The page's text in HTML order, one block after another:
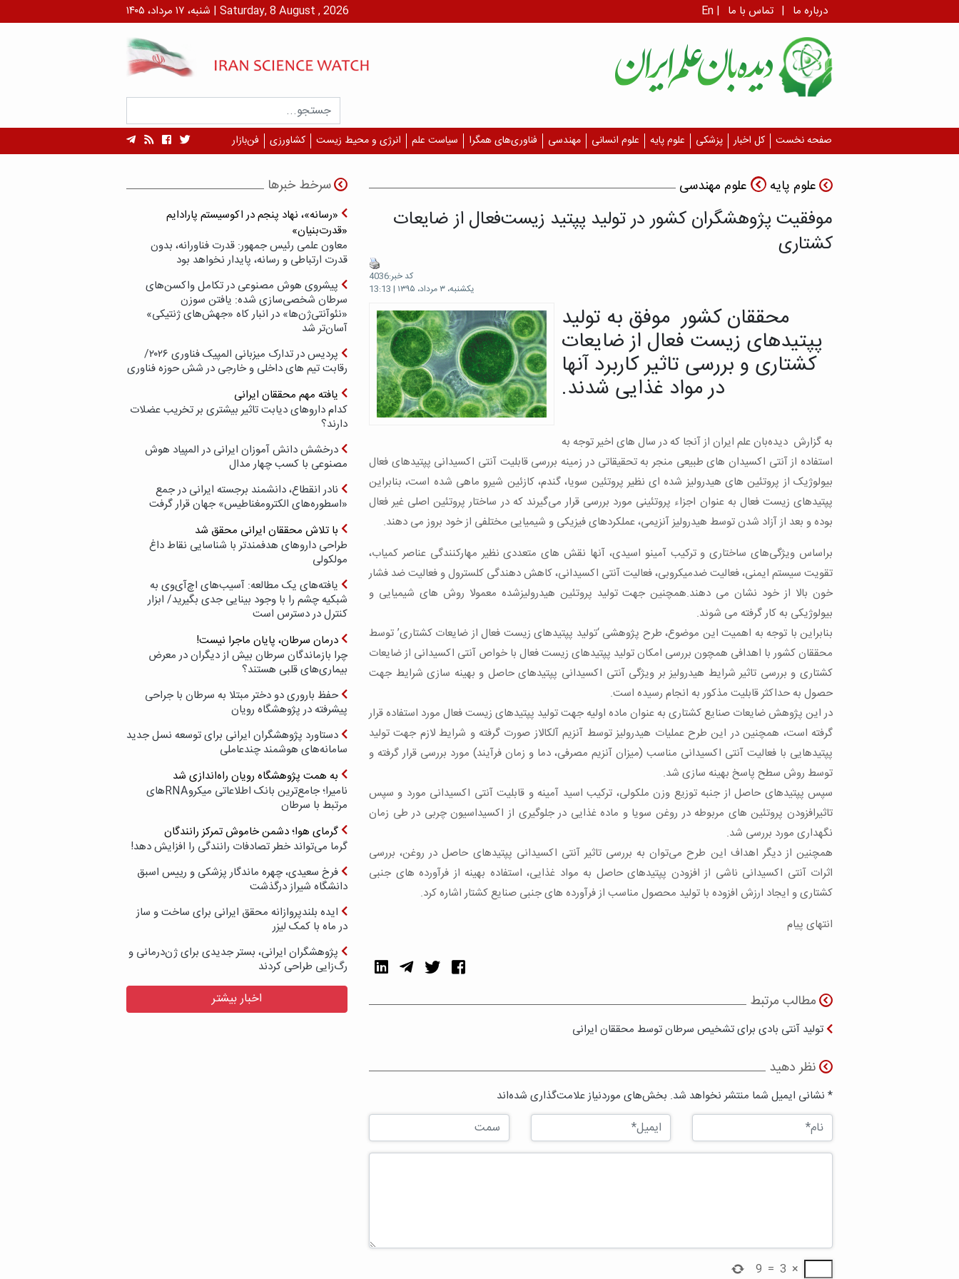
شنبه، ۱۷ مرداد، ۱۴۰۵ | Saturday, 8 August , 2026 En | درباره ما | تماس با ما
صفحه نخست کل اخبار پزشکی علوم پایه علوم انسانی مهندسی فناوری‌های همگرا سیاست علم انرژی و محیط زیست کشاورزی فن‌بازار
علوم پایه علوم مهندسی
موفقیت پژوهشگران کشور در تولید پپتید زیست‌فعال از ضایعات
کشتاری
کد خبر:4036
یکشنبه، ۳ مرداد، ۱۳۹۵ | 13:13
محققان کشور موفق به تولید
پپتیدهای زیست فعال از ضایعات
کشتاری و بررسی تاثیر کاربرد آنها
در مواد غذایی شدند.
به گزارش دیده‌بان علم ایران از آنجا که در سال های اخیر توجه به
استفاده از آنتی اکسیدان های طبیعی منجر به تحقیقاتی در زمینه بررسی قابلیت آنتی اکسیدانی پپتیدهای فعال
بیولوژیک از پروتئین های هیدرولیز شده ای نظیر پروتئین سویا، گندم، کازئین شیرو ماهی شده است، بنابراین
پپتیدهای زیست فعال به عنوان اجزاء پروتئینی مورد بررسی قرار می‌گیرند که در ساختار پروتئین اصلی غیر فعال
بوده و بعد از آزاد شدن توسط هیدرولیز آنزیمی، عملکردهای فیزیکی و شیمیایی مختلفی از خود بروز می دهند.
براساس ویژگی‌های ساختاری و ترکیب آمینو اسیدی، آنها نقش های متعددی نظیر مهارکنندگی عناصر کمیاب،
تقویت سیستم ایمنی، فعالیت ضدمیکروبی، فعالیت آنتی اکسیدانی، کاهش دهندگی کلسترول و فعالیت ضد فشار
خون بالا از خود نشان می دهند.همچنین جهت تولید پروتئین هیدرولیزشده معمولا روش های شیمیایی و
بیولوژیکی به کار گرفته می شوند.
بنابراین با توجه به اهمیت این موضوع، طرح پژوهشی ‘تولید پپتیدهای زیست فعال از ضایعات کشتاری’ توسط
محققان کشور با اهدافی همچون بررسی امکان تولید پپتیدهای زیست فعال با خواص آنتی اکسیدانی از ضایعات
کشتاری و بررسی تاثیر شرایط هیدرولیز بر ویژگی آنتی اکسیدانی پپتیدهای حاصل و بهینه سازی شرایط جهت
حصول به حداکثر قابلیت مذکور به انجام رسیده است.
در این پژوهش ضایعات صنایع کشتاری به عنوان ماده اولیه جهت تولید پپتیدهای زیست فعال مورد استفاده قرار
گرفته است، همچنین در این طرح عملیات هیدرولیز توسط آنزیم آلکالاز صورت گرفته و شرایط لازم جهت تولید
پپتیدهایی با فعالیت آنتی اکسیدانی مناسب (میزان آنزیم مصرفی، دما و زمان فرآیند) مورد بررسی قرار گرفته و
توسط روش سطح پاسخ بهینه سازی شد.
سپس پپتیدهای حاصل از جنبه توزیع وزن ملکولی، ترکیب اسید آمینه و قابلیت آنتی اکسیدانی مورد و سپس
تاثیرافزودن پروتئین های مربوطه در روغن سویا و ماده غذایی در جلوگیری از اکسیداسیون چربی در طی زمان
نگهداری مورد بررسی شد.
همچنین از دیگر اهداف این طرح می‌توان به بررسی تاثیر آنتی اکسیدانی پپتیدهای حاصل در روغن، بررسی
اثرات آنتی اکسیدانی ناشی از افزودن پپتیدهای حاصل به مواد غذایی، استفاده بهینه از فرآورده های جنبی
کشتاری و ایجاد ارزش افزوده با تولید محصول مناسب از فرآورده های جنبی صنایع کشتار اشاره کرد.
انتهای پیام
مطالب مرتبط
تولید آنتی بادی برای تشخیص سرطان توسط محققان ایرانی
نظر دهید
* نشانی ایمیل شما منتشر نخواهد شد. بخش‌های موردنیاز علامت‌گذاری شده‌اند
×
3
=
9
سرخط خبرها
«رسانه»، نهاد پنجم در اکوسیستم پارادایم
«قدرت‌بنیان»
معاون علمی رئیس جمهور: قدرت فناورانه، بدون
قدرت ارتباطی و رسانه، پایدار نخواهد بود
پیشروی هوش مصنوعی در تکامل واکسن‌های
سرطان شخصی‌سازی شده: یافتن سوزن
«نئوآنتی‌ژن‌ها» در انبار کاه «جهش‌های ژنتیکی»
آسان‌تر شد
پردیس در تدارک میزبانی المپیک فناوری ۲۰۲۶/
رقابت تیم های داخلی و خارجی در شش حوزه فناوری
یافته مهم محققان ایرانی
کدام داروهای دیابت تاثیر بیشتری بر تخریب عضلات
دارند؟
درخشش دانش آموزان ایرانی در المپیاد هوش
مصنوعی با کسب چهار مدال
نادر انقطاع، دانشمند برجسته ایرانی در جمع
«اسطوره‌های الکترومغناطیس» جهان قرار گرفت
با تلاش محققان ایرانی محقق شد
طراحی داروهای هدفمندتر با شناسایی نقاط داغ
مولکولی
یافته‌های یک مطالعه: آسیب‌های اچ‌آی‌وی به
شبکیه چشم را با وجود بینایی جدی بگیرید/ ابزار
کنترل در دسترس است
درمان سرطان، پایان ماجرا نیست!
چرا بازماندگان سرطان بیش از دیگران در معرض
بیماری‌های قلبی هستند؟
حفظ باروری دو دختر مبتلا به سرطان با جراحی
پیشرفته در پژوهشگاه رویان
دستاورد پژوهشگران ایرانی برای توسعه نسل جدید
سامانه‌های هوشمند چندعاملی
به همت پژوهشگاه رویان راه‌اندازی شد
نامیرا؛ جامع‌ترین بانک اطلاعاتی میکروRNAهای
مرتبط با سرطان
گرمای هوا؛ دشمن خاموش تمرکز رانندگان
گرما می‌تواند خطر تصادفات رانندگی را افزایش دهد!
فرخ سعیدی، چهره ماندگار پزشکی و رییس اسبق
دانشگاه شیراز درگذشت
ایده بلندپروازانه محقق ایرانی برای ساخت و ساز
در ماه با کمک لیزر
پژوهشگران ایرانی، بستر جدیدی برای ژن‌درمانی و
رگ‌زایی طراحی کردند
اخبار بیشتر